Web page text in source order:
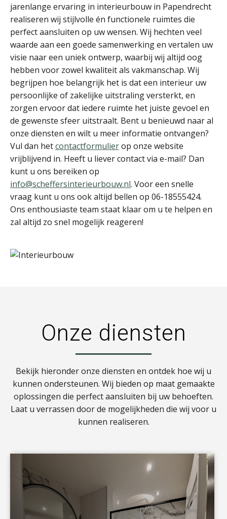
jarenlange ervaring in interieurbouw in Papendrecht
realiseren wij stijlvolle én functionele ruimtes die
perfect aansluiten op uw wensen. Wij hechten veel
waarde aan een goede samenwerking en vertalen uw
visie naar een uniek ontwerp, waarbij wij altijd oog
hebben voor zowel kwaliteit als vakmanschap. Wij
begrijpen hoe belangrijk het is dat een interieur uw
persoonlijke of zakelijke uitstraling versterkt, en
zorgen ervoor dat iedere ruimte het juiste gevoel en
de gewenste sfeer uitstraalt. Bent u benieuwd naar al
onze diensten en wilt u meer informatie ontvangen?
Vul dan hetcontactformulierop onze website
vrijblijvend in. Heeft u liever contact via e-mail? Dan
kunt u ons bereiken op
info@scheffersinterieurbouw.nl. Voor een snelle
vraag kunt u ons ook altijd bellen op 06-18555424.
Ons enthousiaste team staat klaar om u te helpen en
zal altijd zo snel mogelijk reageren!
Onze diensten
Bekijk hieronder onze diensten en ontdek hoe wij u
kunnen ondersteunen. Wij bieden op maat gemaakte
oplossingen die perfect aansluiten bij uw behoeften.
Laat u verrassen door de mogelijkheden die wij voor u
kunnen realiseren.